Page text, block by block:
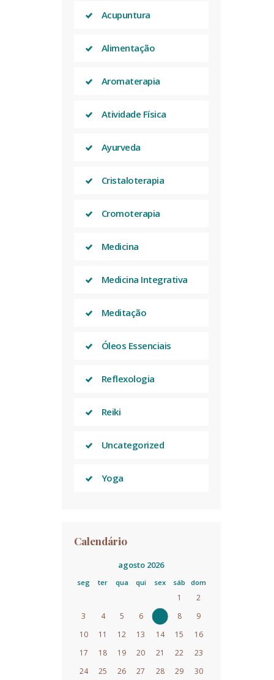
Acupuntura
Alimentação
Aromaterapia
Atividade Física
Ayurveda
Cristaloterapia
Cromoterapia
Medicina
Medicina Integrativa
Meditação
Óleos Essenciais
Reflexologia
Reiki
Uncategorized
Yoga
Calendário
agosto 2026
seg ter qua qui sex sáb dom
1
2
3
4 5 6 8
9
10
11 12 13 14 15
16
17
18 19 20 21 22
23
24
25 26 27 28 29 30